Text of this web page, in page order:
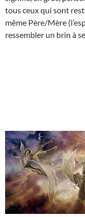
tous ceux qui sont
même Père/Mère
ressembler un brin à